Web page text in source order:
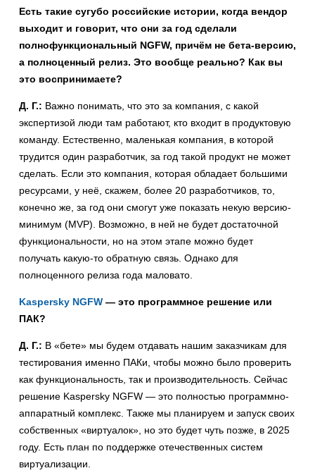
Есть такие сугубо российские истории, когда вендор
выходит и говорит, что они за год сделали
полнофункциональный NGFW, причём не бета-версию,
а полноценный релиз. Это вообще реально? Как вы
это воспринимаете?
Д. Г.: Важно понимать, что это за компания, с какой
экспертизой люди там работают, кто входит в продуктовую
команду. Естественно, маленькая компания, в которой
трудится один разработчик, за год такой продукт не может
сделать. Если это компания, которая обладает большими
ресурсами, у неё, скажем, более 20 разработчиков, то,
конечно же, за год они смогут уже показать некую версию-
минимум (MVP). Возможно, в ней не будет достаточной
функциональности, но на этом этапе можно будет
получать какую-то обратную связь. Однако для
полноценного релиза года маловато.
Kaspersky NGFW — это программное решение или
ПАК?
Д. Г.: В «бете» мы будем отдавать нашим заказчикам для
тестирования именно ПАКи, чтобы можно было проверить
как функциональность, так и производительность. Сейчас
решение Kaspersky NGFW — это полностью программно-
аппаратный комплекс. Также мы планируем и запуск своих
собственных «виртуалок», но это будет чуть позже, в 2025
году. Есть план по поддержке отечественных систем
виртуализации.